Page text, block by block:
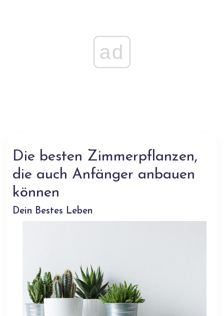
ad
Die besten Zimmerpflanzen,
die auch Anfänger anbauen
können
Dein Bestes Leben